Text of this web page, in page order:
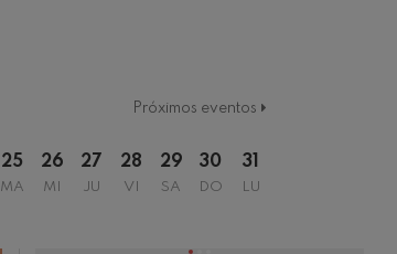
Próximos eventos
25
MA
26
MI
27
JU
28
VI
29
SA
30
DO
31
LU